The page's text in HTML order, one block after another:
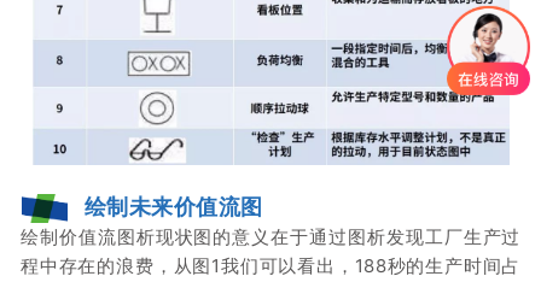
绘制未来价值流图
绘制价值流图析现状图的意义在于通过图析发现工厂生产过
程中存在的浪费，从图1我们可以看出，188秒的生产时间占